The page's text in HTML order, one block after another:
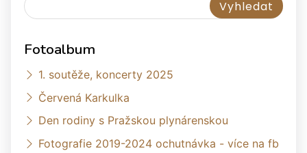
Fotoalbum
1. soutěže, koncerty 2025
Červená Karkulka
Den rodiny s Pražskou plynárenskou
Fotografie 2019-2024 ochutnávka - více na fb